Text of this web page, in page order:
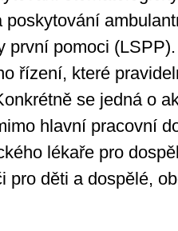
poskytování
první pomoci
řízení, které
se jedná o
hlavní pracovní
lékaře pro
pro děti a dospělé,